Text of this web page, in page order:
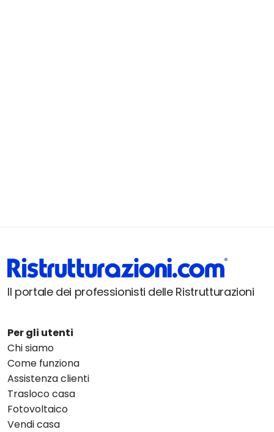
Il portale dei professionisti delle Ristrutturazioni
Per gli utenti
Chi siamo
Come funziona
Assistenza clienti
Trasloco casa
Fotovoltaico
Vendi casa